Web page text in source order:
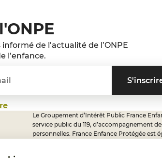
de l’actualité de l’ONPE
l’enfance.
Le Groupement d’Intérêt Public France
service public du 119, d’accompagnement
personnelles. France Enfance Protégée est